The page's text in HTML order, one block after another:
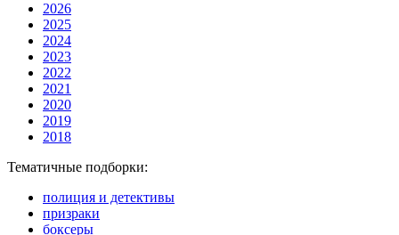
2026
2025
2024
2023
2022
2021
2020
2019
2018
Тематичные подборки:
полиция и детективы
призраки
боксеры